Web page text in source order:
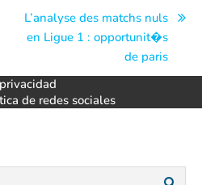
L’analyse des matchs nuls
en Ligue 1 : opportunit�s
de paris
de redes sociales